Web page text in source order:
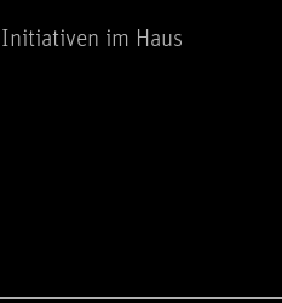
Initiativen im Haus